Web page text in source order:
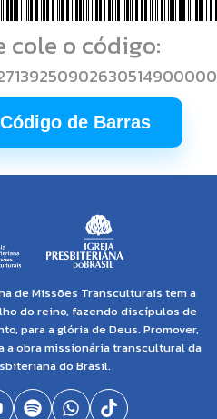
cole o código:
de Barras
de Missões Transculturais tem a
do reino, fazendo discípulos de
para a glória de Deus. Promover,
obra missionária transcultural da
do Brasil.